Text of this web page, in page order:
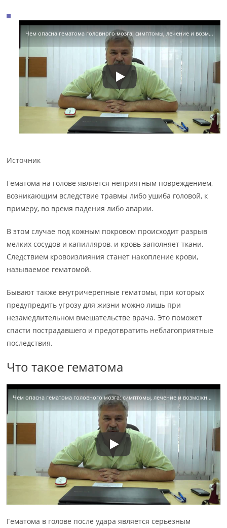
Чем опасна гематома головного мозга: симптомы, лечение и возможные осложнения
Источник
Гематома на голове является неприятным повреждением,
возникающим вследствие травмы либо ушиба головой, к
примеру, во время падения либо аварии.
В этом случае под кожным покровом происходит разрыв
мелких сосудов и капилляров, и кровь заполняет ткани.
Следствием кровоизлияния станет накопление крови,
называемое гематомой.
Бывают также внутричерепные гематомы, при которых
предупредить угрозу для жизни можно лишь при
незамедлительном вмешательстве врача. Это поможет
спасти пострадавшего и предотвратить неблагоприятные
последствия.
Что такое гематома
Чем опасна гематома головного мозга: симптомы, лечение и возможные осложнения
Гематома в голове после удара является серьезным